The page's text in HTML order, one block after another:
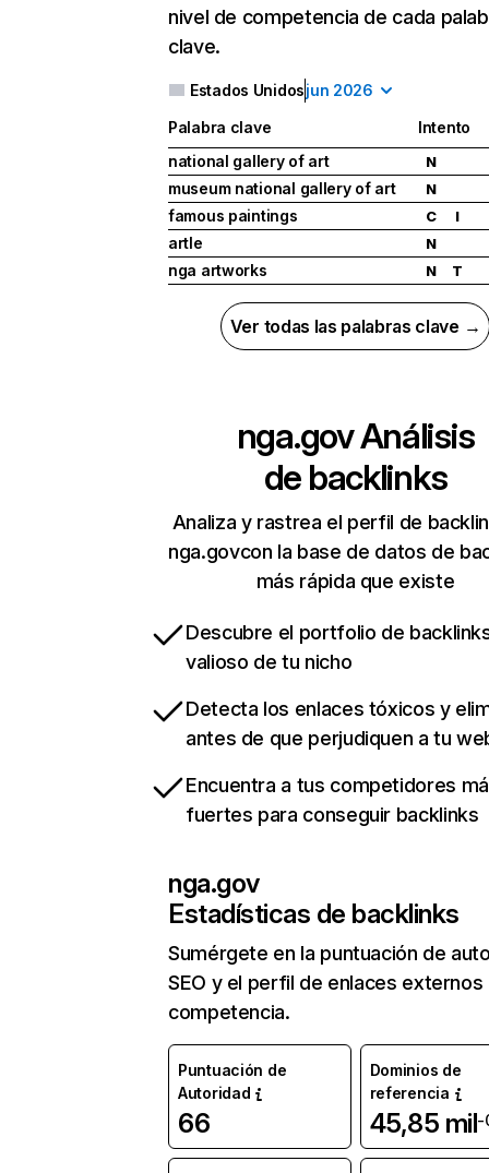
nivel de competencia de cada
clave.
Estados Unidosjun 2026
Palabra clave
Intento
national gallery of art
N
museum national gallery of art N
famous paintings C I
artle N
nga artworks N T
Ver todas las palabras clave →
nga.govAnálisis
de backlinks
Analiza y rastrea el perfil de
nga.govcon la base de datos de
más rápida que existe
Descubre el portfolio de
valioso de tu nicho
Detecta los enlaces tóxicos y
antes de que perjudiquen a tu
Encuentra a tus competidores
fuertes para conseguir backlinks
nga.gov
Estadísticas de backlinks
Sumérgete en la puntuación de
SEO y el perfil de enlaces externos
competencia.
Puntuación de
Autoridad
66
Dominios de
referencia
45,85 mil-